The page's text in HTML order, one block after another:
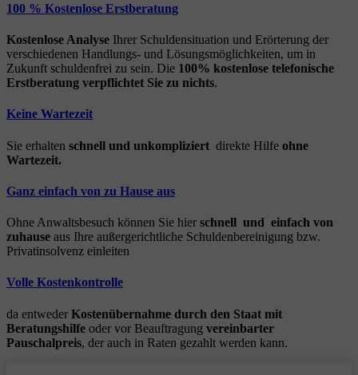
100 % Kostenlose Erstberatung
Kostenlose Analyse Ihrer Schuldensituation und Erörterung der
verschiedenen Handlungs- und Lösungsmöglichkeiten, um in
Zukunft schuldenfrei zu sein. Die 100% kostenlose telefonische
Erstberatung verpflichtet Sie zu nichts.
Keine Wartezeit
Sie erhalten schnell und unkompliziert direkte Hilfe ohne
Wartezeit.
Ganz einfach von zu Hause aus
Ohne Anwaltsbesuch können Sie hier schnell und einfach von
zuhause aus Ihre außergerichtliche Schuldenbereinigung bzw.
Privatinsolvenz einleiten
Volle Kostenkontrolle
da entweder Kostenübernahme durch den Staat mit
Beratungshilfe oder vor Beauftragung vereinbarter
Pauschalpreis, der auch in Raten gezahlt werden kann.